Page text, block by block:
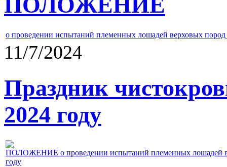
о проведении испытаний племенных лошадей верховых
11/7/2024
Праздник
2024 году
ПОЛОЖЕНИЕ о проведении испытаний племенных лошадей
году